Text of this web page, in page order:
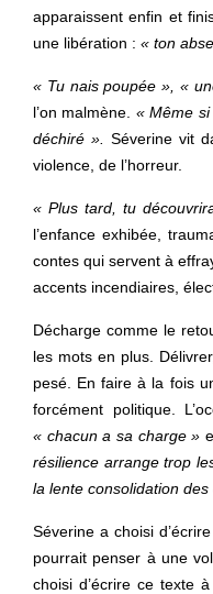
apparaissent enfin et
une libération : « ton
« Tu nais poupée », «
l’on malmène. « Même
déchiré ».
Séverine vit
violence, de l’horreur.
« Plus tard, tu
l’enfance exhibée,
contes qui servent à
accents incendiaires,
Décharge comme le
les mots en plus.
pesé. En faire à la fois
forcément politique.
« chacun a sa charge »
résilience arrange trop
la lente consolidation
Séverine a choisi
pourrait penser à une
choisi d’écrire ce texte